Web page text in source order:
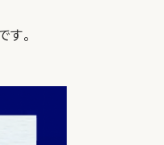
。